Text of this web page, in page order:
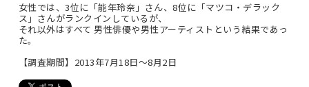
女性では、3位に「能年玲奈」さん、8位に「マツコ・デラック
ス」さんがランクインしているが、
それ以外はすべて 男性俳優や男性アーティストという結果であっ
た。
【調査期間】2013年7月18日～8月2日